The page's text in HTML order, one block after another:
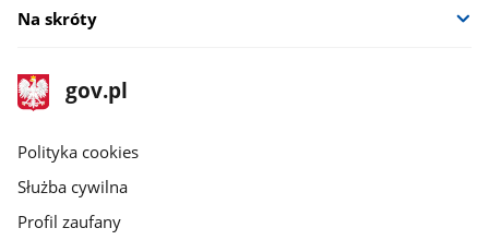
Na skróty
stopka
gov.pl
Strona
gov.pl
gov.pl
Polityka cookies
Służba cywilna
Profil zaufany